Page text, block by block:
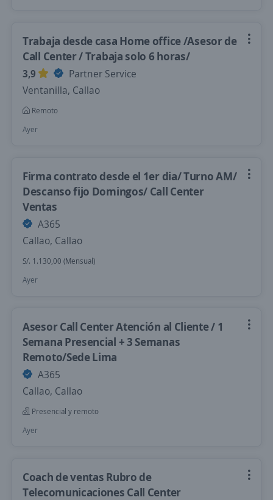
Trabaja desde casa Home office /Asesor de
Call Center / Trabaja solo 6 horas/
3,9
Partner Service
Ventanilla, Callao
Remoto
Ayer
Firma contrato desde el 1er dia/ Turno AM/
Descanso fijo Domingos/ Call Center
Ventas
A365
Callao, Callao
S/. 1.130,00 (Mensual)
Ayer
Asesor Call Center Atención al Cliente / 1
Semana Presencial + 3 Semanas
Remoto/Sede Lima
A365
Callao, Callao
Presencial y remoto
Ayer
Coach de ventas Rubro de
Telecomunicaciones Call Center